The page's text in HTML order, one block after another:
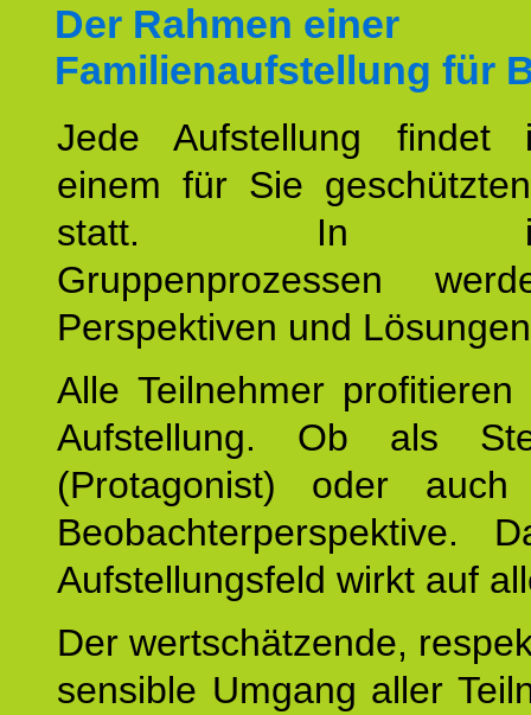
Der Rahmen einer
Familienaufstellung für
Jede Aufstellung findet
einem für Sie
statt. In
Gruppenprozessen
Perspektiven und
Alle Teilnehmer
Aufstellung. Ob als
(Protagonist) oder
Beobachterperspektive.
Aufstellungsfeld wirkt auf
Der wertschätzende,
sensible Umgang aller